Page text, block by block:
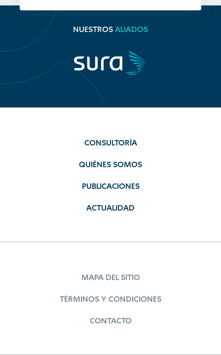
NUESTROS ALIADOS
CONSULTORÍA
QUIÉNES SOMOS
PUBLICACIONES
ACTUALIDAD
MAPA DEL SITIO
TÉRMINOS Y CONDICIONES
CONTACTO